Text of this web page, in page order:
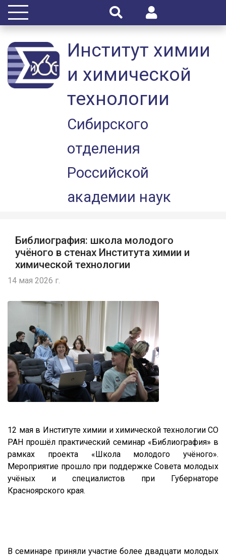
Институт химии
и химической
технологии
Сибирского
отделения
Российской
академии наук
Библиография: школа молодого
учёного в стенах Института химии и
химической технологии
14 мая 2026 г.
12 мая в Институте химии и химической технологии СО
РАН прошёл практический семинар «Библиография» в
рамках проекта «Школа молодого учёного».
Мероприятие прошло при поддержке Совета молодых
учёных и специалистов при Губернаторе
Красноярского края.
В семинаре приняли участие более двадцати молодых